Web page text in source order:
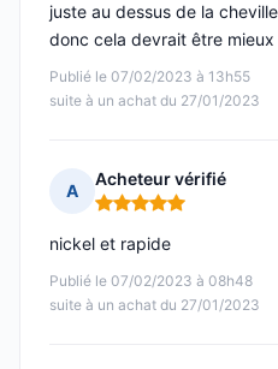
Publié le 07/02/2023 à 13h55
suite à un achat du 27/01/2023
juste au dessus de la
donc cela devrait être mieux
A
Acheteur vérifié
Note : 5 sur 5
Publié le 07/02/2023 à 08h48
suite à un achat du 27/01/2023
nickel et rapide